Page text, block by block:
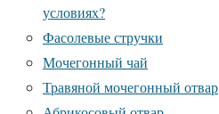
условиях?
Фасолевые стручки
Мочегонный чай
Травяной мочегонный отвар